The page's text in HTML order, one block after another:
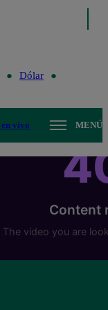
Dólar
vivo MENÚ